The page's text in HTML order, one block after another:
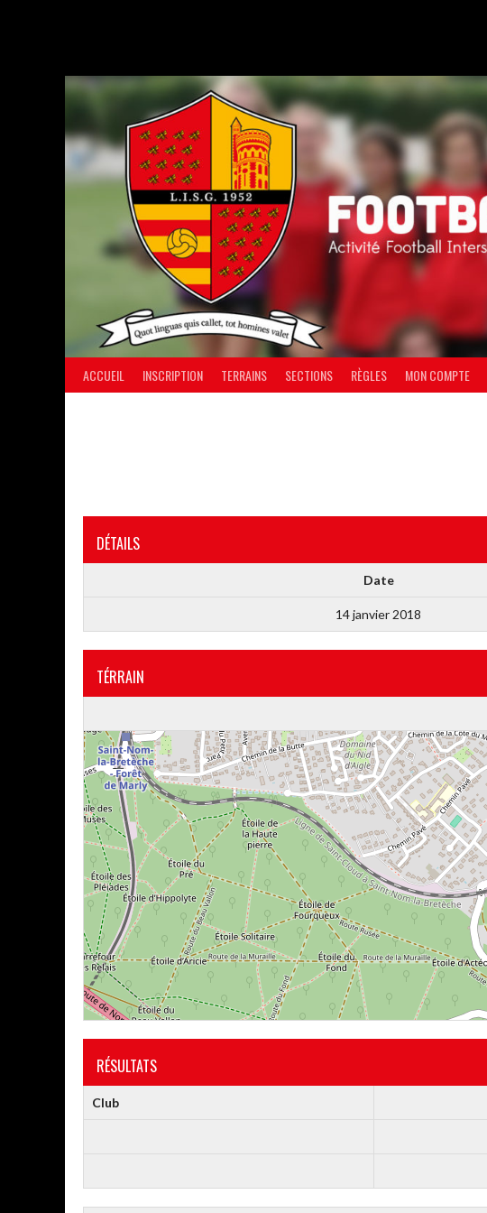
ACCUEIL INSCRIPTION TERRAINS SECTIONS RÈGLES MON COMPTE
DÉTAILS
Date
14 janvier 2018
TÉRRAIN
RÉSULTATS
Club